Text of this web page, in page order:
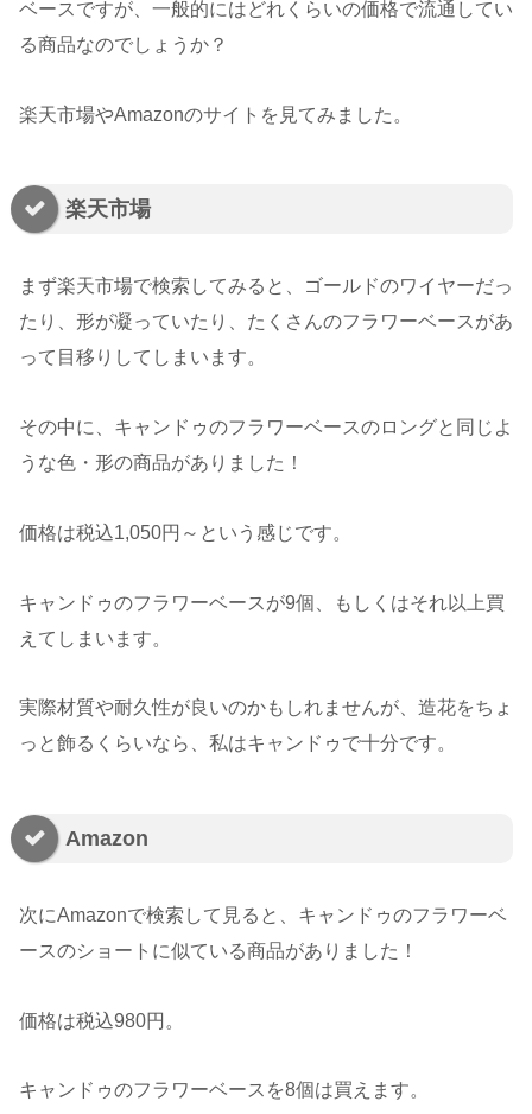
ベースですが、一般的にはどれくらいの価格で流通してい
る商品なのでしょうか？
楽天市場やAmazonのサイトを見てみました。
楽天市場
まず楽天市場で検索してみると、ゴールドのワイヤーだっ
たり、形が凝っていたり、たくさんのフラワーベースがあ
って目移りしてしまいます。
その中に、キャンドゥのフラワーベースのロングと同じよ
うな色・形の商品がありました！
価格は税込1,050円～という感じです。
キャンドゥのフラワーベースが9個、もしくはそれ以上買
えてしまいます。
実際材質や耐久性が良いのかもしれませんが、造花をちょ
っと飾るくらいなら、私はキャンドゥで十分です。
Amazon
次にAmazonで検索して見ると、キャンドゥのフラワーベ
ースのショートに似ている商品がありました！
価格は税込980円。
キャンドゥのフラワーベースを8個は買えます。